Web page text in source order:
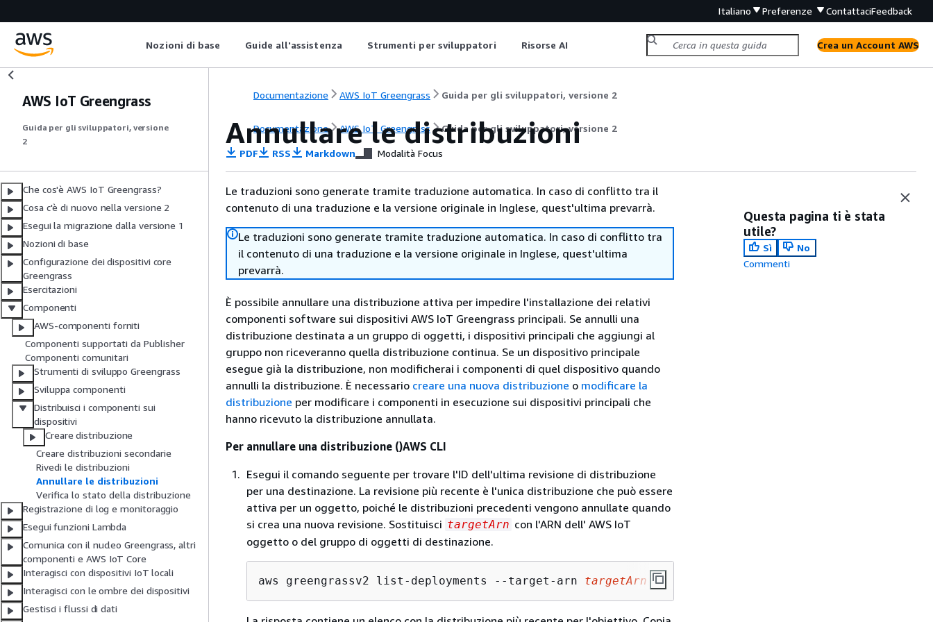
Italiano Preferenze ContattaciFeedback
Nozioni di base Guide all'assistenza Strumenti per sviluppatori Risorse AI Crea un Account AWS
AWS IoT Greengrass
Guida per gli sviluppatori, versione
2
Che cos'è AWS IoT Greengrass?
Cosa c'è di nuovo nella versione 2
Esegui la migrazione dalla versione 1
Nozioni di base
Configurazione dei dispositivi core
Greengrass
Esercitazioni
Componenti
AWS-componenti forniti
Componenti supportati da Publisher
Componenti comunitari
Strumenti di sviluppo Greengrass
Sviluppa componenti
Distribuisci i componenti sui
dispositivi
Creare distribuzione
Creare distribuzioni secondarie
Rivedi le distribuzioni
Annullare le distribuzioni
Verifica lo stato della distribuzione
Registrazione di log e monitoraggio
Esegui funzioni Lambda
Comunica con il nucleo Greengrass, altri
componenti e AWS IoT Core
Interagisci con dispositivi IoT locali
Interagisci con le ombre dei dispositivi
Gestisci i flussi di dati
Documentazione AWS IoT Greengrass Guida per gli sviluppatori, versione 2
Documentazione AWS IoT Greengrass Guida per gli sviluppatori, versione 2
Annullare le distribuzioni
PDF RSS Markdown Modalità Focus
Le traduzioni sono generate tramite traduzione automatica. In caso di conflitto tra il
contenuto di una traduzione e la versione originale in Inglese, quest'ultima prevarrà.
Le traduzioni sono generate tramite traduzione automatica. In caso di conflitto tra
il contenuto di una traduzione e la versione originale in Inglese, quest'ultima
prevarrà.
È possibile annullare una distribuzione attiva per impedire l'installazione dei relativi
componenti software sui dispositivi AWS IoT Greengrass principali. Se annulli una
distribuzione destinata a un gruppo di oggetti, i dispositivi principali che aggiungi al
gruppo non riceveranno quella distribuzione continua. Se un dispositivo principale
esegue già la distribuzione, non modificherai i componenti di quel dispositivo quando
annulli la distribuzione. È necessario creare una nuova distribuzione o modificare la
distribuzione per modificare i componenti in esecuzione sui dispositivi principali che
hanno ricevuto la distribuzione annullata.
Per annullare una distribuzione ()AWS CLI
Esegui il comando seguente per trovare l'ID dell'ultima revisione di distribuzione
per una destinazione. La revisione più recente è l'unica distribuzione che può essere
attiva per un oggetto, poiché le distribuzioni precedenti vengono annullate quando
si crea una nuova revisione. Sostituisci targetArn con l'ARN dell' AWS IoT
oggetto o del gruppo di oggetti di destinazione.
aws greengrassv2 list-deployments --target-arn targetArn
Questa pagina ti è stata
utile?
Sì
No
Commenti